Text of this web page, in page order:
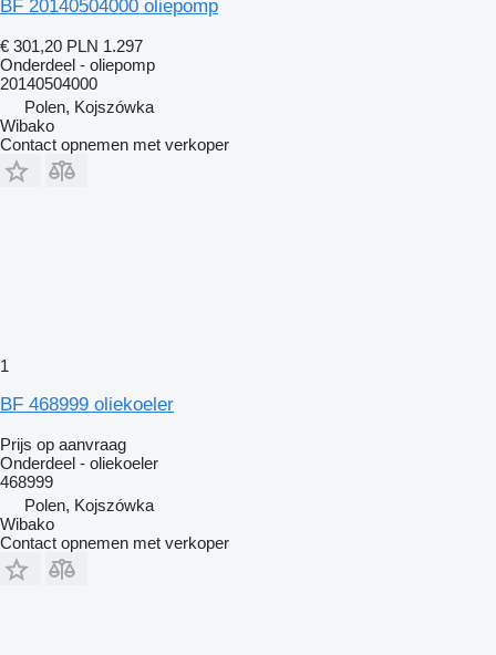
BF 20140504000 oliepomp
€ 301,20 PLN 1.297
Onderdeel - oliepomp
20140504000
Polen, Kojszówka
Wibako
Contact opnemen met verkoper
1
BF 468999 oliekoeler
Prijs op aanvraag
Onderdeel - oliekoeler
468999
Polen, Kojszówka
Wibako
Contact opnemen met verkoper